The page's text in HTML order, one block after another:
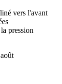
vers l'avant
pression